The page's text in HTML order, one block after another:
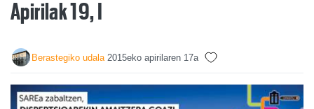
Apirilak 19, I
Berastegiko udala 2015eko apirilaren 17a